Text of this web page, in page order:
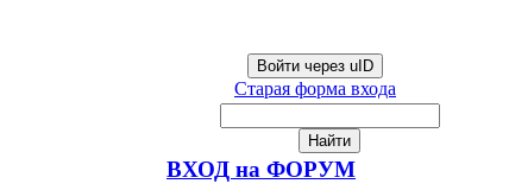
Войти через uID
Старая форма входа
ВХОД на ФОРУМ